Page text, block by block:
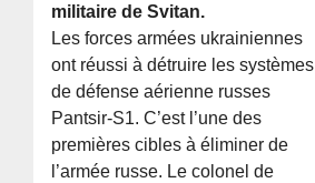
militaire de Svitan.
Les forces armées ukrainiennes
ont réussi à détruire les systèmes
de défense aérienne russes
Pantsir-S1. C’est l’une des
premières cibles à éliminer de
l’armée russe. Le colonel de